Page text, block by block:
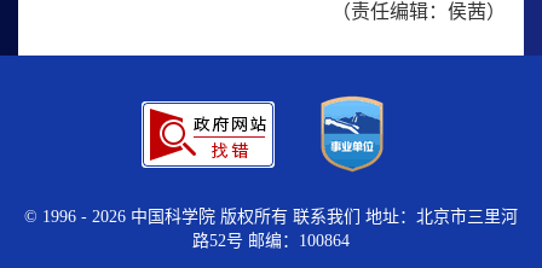
（责任编辑：侯茜）
© 1996 - 2026 中国科学院 版权所有 联系我们
地址：北京市三里河
路52号 邮编：100864